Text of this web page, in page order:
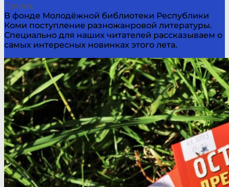
Печать
В фонде Молодёжной библиотеки Республики
Коми поступление разножанровой литературы.
Специально для наших читателей рассказываем о
самых интересных новинках этого лета.